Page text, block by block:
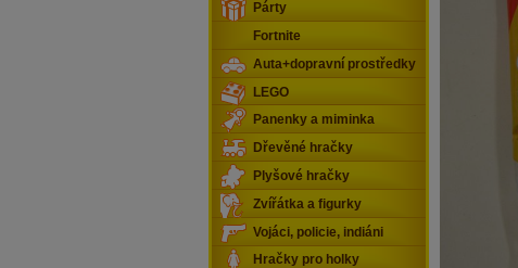
Párty
Fortnite
Auta+dopravní prostředky
LEGO
Panenky a miminka
Dřevěné hračky
Plyšové hračky
Zvířátka a figurky
Vojáci, policie, indiáni
Hračky pro holky